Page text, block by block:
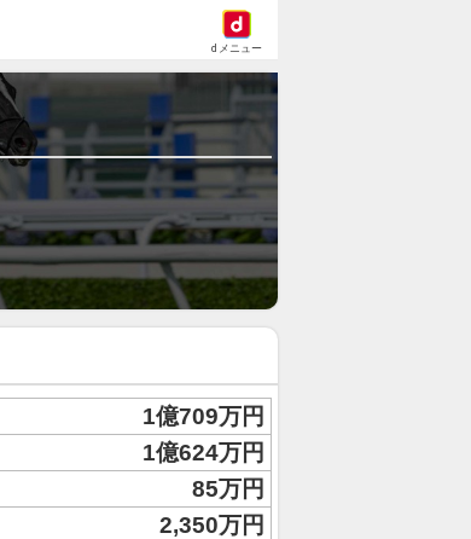
dメニュー
1億709万円
1億624万円
85万円
2,350万円